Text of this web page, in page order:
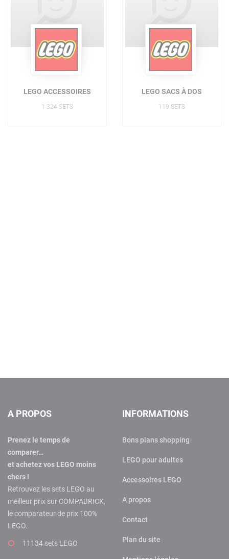
LEGO ACCESSOIRES
1 324 SETS
LEGO SACS À DOS
119 SETS
A PROPOS
Prenez le temps de
comparer…
et achetez vos LEGO moins
chers !
Retrouvez les sets LEGO au
meilleur prix sur COMPABRICK,
le comparateur de prix 100%
LEGO.
11134 sets LEGO
INFORMATIONS
Bons plans shopping
LEGO pour adultes
Accessoires LEGO
A propos
Contact
Plan du site